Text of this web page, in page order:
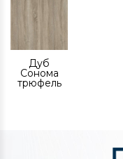
Дуб
Сонома
трюфель